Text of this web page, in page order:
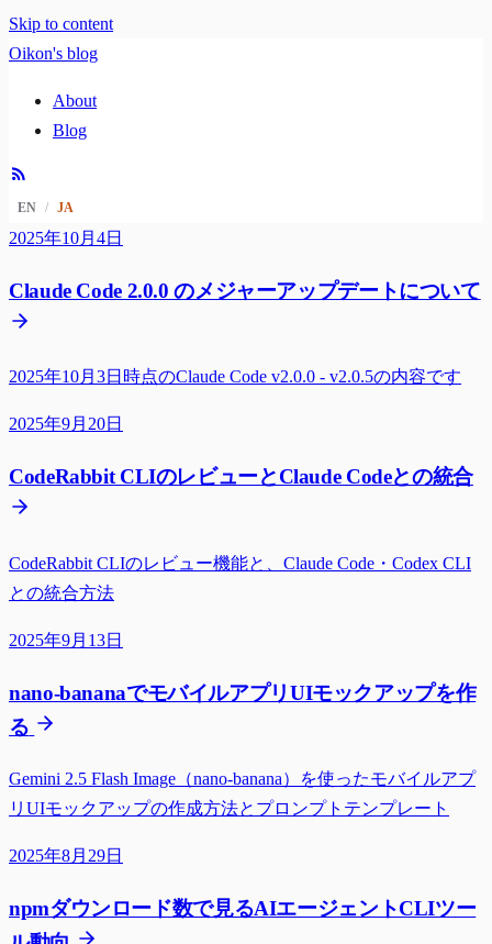
Skip to content
Oikon's blog
About
Blog
EN / JA
2025年10月4日
Claude Code 2.0.0 のメジャーアップデートについて
2025年10月3日時点のClaude Code v2.0.0 - v2.0.5の内容です
2025年9月20日
CodeRabbit CLIのレビューとClaude Codeとの統合
CodeRabbit CLIのレビュー機能と、Claude Code・Codex CLI
との統合方法
2025年9月13日
nano-bananaでモバイルアプリUIモックアップを作
る
Gemini 2.5 Flash Image（nano-banana）を使ったモバイルアプ
リUIモックアップの作成方法とプロンプトテンプレート
2025年8月29日
npmダウンロード数で見るAIエージェントCLIツー